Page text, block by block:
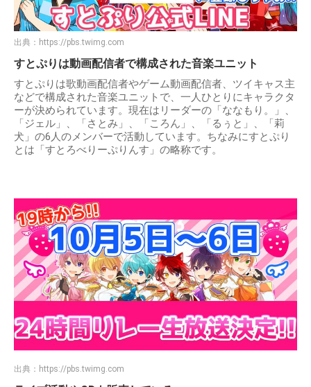
出典： https://pbs.twimg.com
すとぷりは動画配信者で構成された音楽ユニット
すとぷりは歌動画配信者やゲーム動画配信者、ツイキャス主
などで構成された音楽ユニットで、一人ひとりにキャラクタ
ーが決められています。現在はリーダーの「ななもり。」、
「ジェル」、「さとみ」、「ころん」、「るぅと」、「莉
犬」の6人のメンバーで活動しています。ちなみにすとぷり
とは「すとろべりーぷりんす」の略称です。
出典： https://pbs.twimg.com